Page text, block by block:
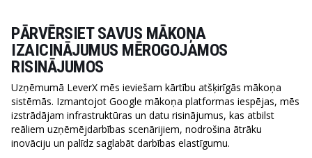
PĀRVĒRSIET SAVUS MĀKOŅA
IZAICINĀJUMUS MĒROGOJAMOS
RISINĀJUMOS
Uzņēmumā LeverX mēs ieviešam kārtību atšķirīgās mākoņa
sistēmās. Izmantojot Google mākoņa platformas iespējas, mēs
izstrādājam infrastruktūras un datu risinājumus, kas atbilst
reāliem uzņēmējdarbības scenārijiem, nodrošina ātrāku
inovāciju un palīdz saglabāt darbības elastīgumu.